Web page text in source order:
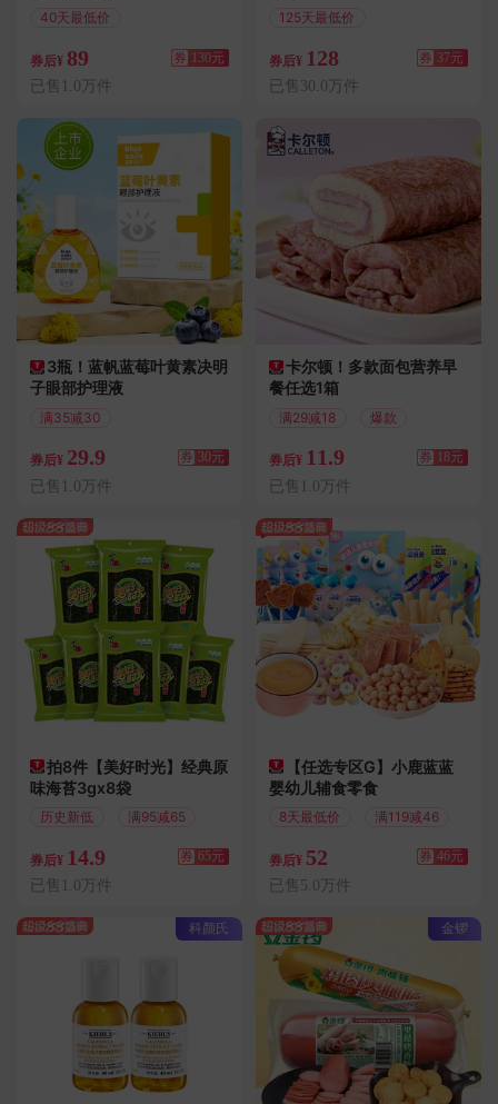
40天最低价
券后¥ 89 券 130元
已售1.0万件
3瓶！蓝帆蓝莓叶黄素决明
子眼部护理液
满35减30
券后¥ 29.9 券 30元
已售1.0万件
拍8件【美好时光】经典原
味海苔3gx8袋
历史新低 满95减65
券后¥ 14.9 券 65元
已售1.0万件
科颜氏
125天最低价
券后¥ 128 券 37元
已售30.0万件
卡尔顿！多款面包营养早
餐任选1箱
满29减18 爆款
券后¥ 11.9 券 18元
已售1.0万件
【任选专区G】小鹿蓝蓝
婴幼儿辅食零食
8天最低价 满119减46
券后¥ 52 券 46元
已售5.0万件
金锣